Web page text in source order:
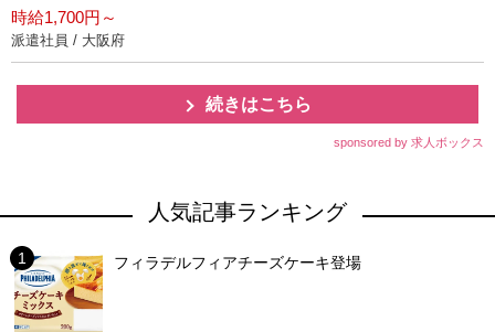
時給1,700円～
派遣社員 / 大阪府
続きはこちら
sponsored by 求人ボックス
人気記事ランキング
フィラデルフィアチーズケーキ登場